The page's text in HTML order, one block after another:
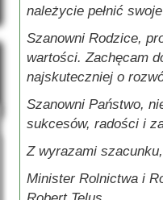
należycie pełnić
Szanowni Rodzice,
wartości. Zachęcam
najskuteczniej o
Szanowni Państwo,
sukcesów, radości i
Z wyrazami szacunku,
Minister Rolnictwa i